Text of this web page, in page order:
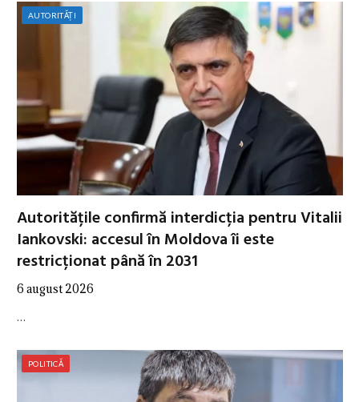
AUTORITĂȚI
Autoritățile confirmă interdicția pentru Vitalii
Iankovski: accesul în Moldova îi este
restricționat până în 2031
6 august 2026
…
POLITICĂ